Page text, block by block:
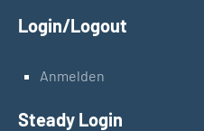
Login/Logout
Anmelden
Steady Login